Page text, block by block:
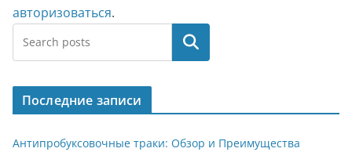
авторизоваться.
Поиск
Последние записи
Антипробуксовочные траки: Обзор и Преимущества